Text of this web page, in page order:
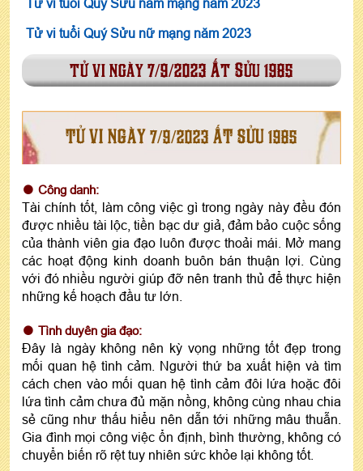
Tử vi tuổi Quý Sửu nam mạng năm 2023
Tử vi tuổi Quý Sửu nữ mạng năm 2023
tử vi ngày 7/9/2023 Ất Sửu 1985
TỬ VI NGÀY 7/9/2023 ẤT SỬU 1985
Công danh:
Tài chính tốt, làm công việc gì trong ngày này đều đón
được nhiều tài lộc, tiền bạc dư giả, đảm bảo cuộc sống
của thành viên gia đạo luôn được thoải mái. Mở mang
các hoạt động kinh doanh buôn bán thuận lợi. Cùng
với đó nhiều người giúp đỡ nên tranh thủ để thực hiện
những kế hoạch đầu tư lớn.
Tình duyên gia đạo:
Đây là ngày không nên kỳ vọng những tốt đẹp trong
mối quan hệ tình cảm. Người thứ ba xuất hiện và tìm
cách chen vào mối quan hệ tình cảm đôi lứa hoặc đôi
lứa tình cảm chưa đủ mặn nồng, không cùng nhau chia
sẻ cũng như thấu hiểu nên dẫn tới những mâu thuẫn.
Gia đình mọi công việc ổn định, bình thường, không có
chuyển biến rõ rệt tuy nhiên sức khỏe lại không tốt.